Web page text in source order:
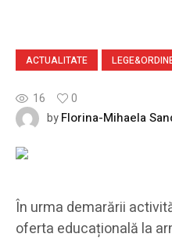
ACTUALITATE
16
0
byFlorina-Mihaela
În urma demarării
oferta educațională la